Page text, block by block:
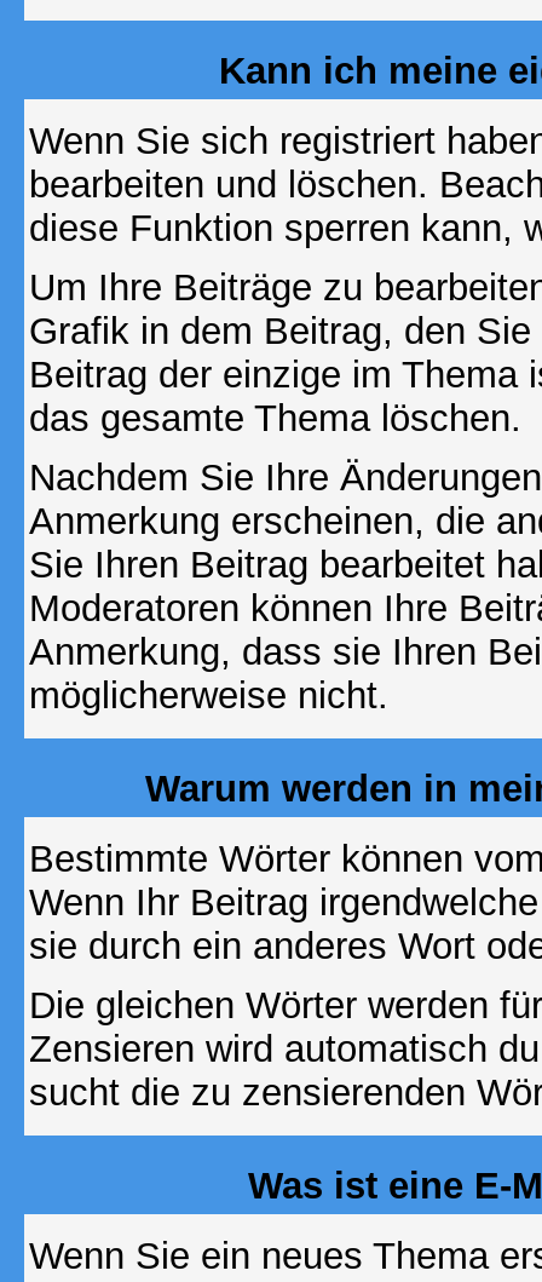
Kann ich meine
Wenn Sie sich registriert
bearbeiten und löschen.
diese Funktion sperren kann,
Um Ihre Beiträge zu
Grafik in dem Beitrag, den
Beitrag der einzige im Thema
das gesamte Thema löschen.
Nachdem Sie Ihre
Anmerkung erscheinen, die
Sie Ihren Beitrag bearbeitet
Moderatoren können Ihre
Anmerkung, dass sie Ihren
möglicherweise nicht.
Warum werden in
Bestimmte Wörter können
Wenn Ihr Beitrag
sie durch ein anderes Wort
Die gleichen Wörter werden
Zensieren wird automatisch
sucht die zu zensierenden
Was ist eine E-
Wenn Sie ein neues Thema